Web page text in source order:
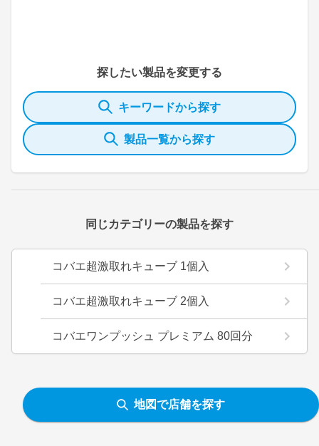
探したい製品を変更する
キーワードから探す
製品一覧から探す
同じカテゴリーの製品を探す
コバエ超激取れキューブ 1個入
コバエ超激取れキューブ 2個入
コバエワンプッシュ プレミアム 80回分
地図で店舗を探す